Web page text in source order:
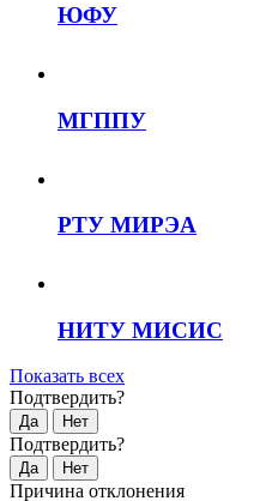
ЮФУ
МГППУ
РТУ МИРЭА
НИТУ МИСИС
Показать всех
Подтвердить?
Да Нет
Подтвердить?
Да Нет
Причина отклонения